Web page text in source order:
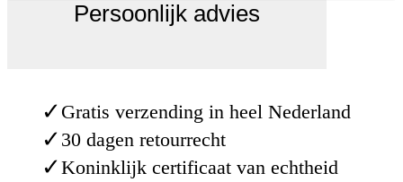
Persoonlijk advies
✓ Gratis verzending in heel Nederland
✓ 30 dagen retourrecht
✓Koninklijk certificaat van echtheid